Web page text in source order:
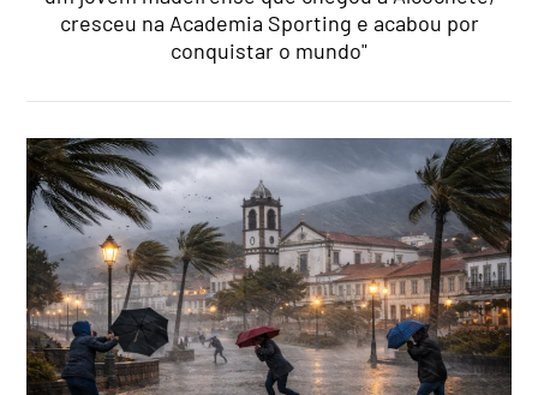
cresceu na Academia Sporting e acabou por
conquistar o mundo"